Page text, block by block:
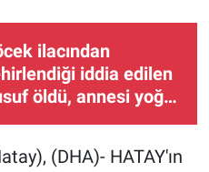
ilacından
iddia edilen
öldü, annesi yoğun
(2)
(DHA)- HATAY'ın